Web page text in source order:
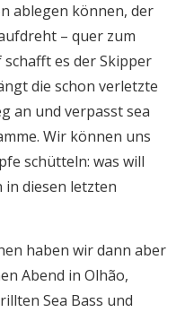
ablegen können, der
– quer zum
es der Skipper
die schon verletzte
an und verpasst sea
Wir können uns
schütteln: was will
in diesen letzten
haben wir dann aber
Abend in Olhão,
Sea Bass und